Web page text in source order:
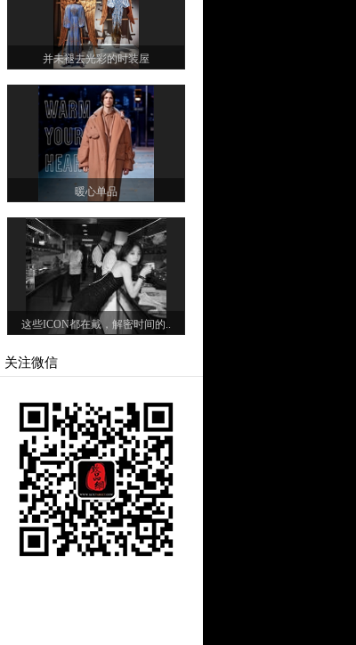
并未褪去光彩的时装屋
暖心单品
这些ICON都在戴，解密时间的..
关注微信